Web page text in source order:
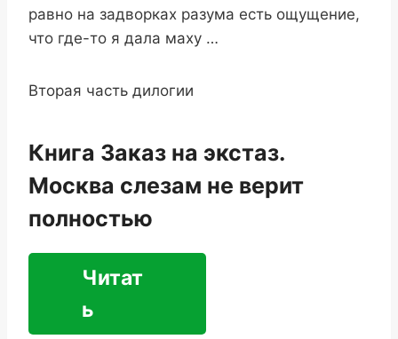
равно на задворках разума есть ощущение,
что где-то я дала маху …
Вторая часть дилогии
Книга Заказ на экстаз.
Москва слезам не верит
полностью
Читат
ь